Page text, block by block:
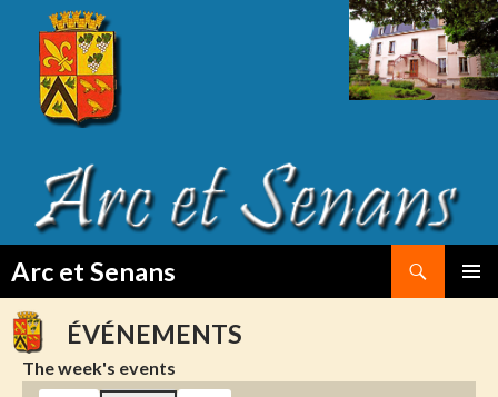
Arc et Senans
TO
CONTENTÉVÉNEMENTS
The week's events